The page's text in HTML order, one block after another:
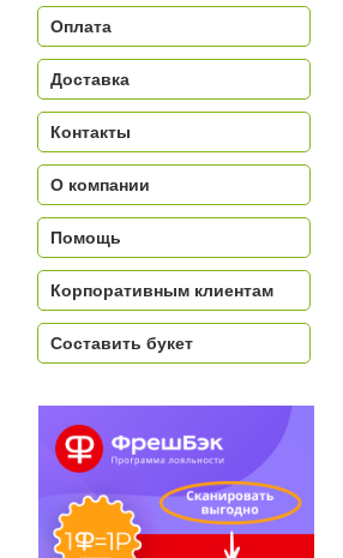
Оплата
Доставка
Контакты
О компании
Помощь
Корпоративным клиентам
Составить букет